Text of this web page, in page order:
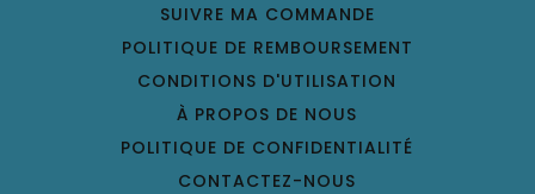
SUIVRE MA COMMANDE
POLITIQUE DE REMBOURSEMENT
CONDITIONS D'UTILISATION
À PROPOS DE NOUS
POLITIQUE DE CONFIDENTIALITÉ
CONTACTEZ-NOUS